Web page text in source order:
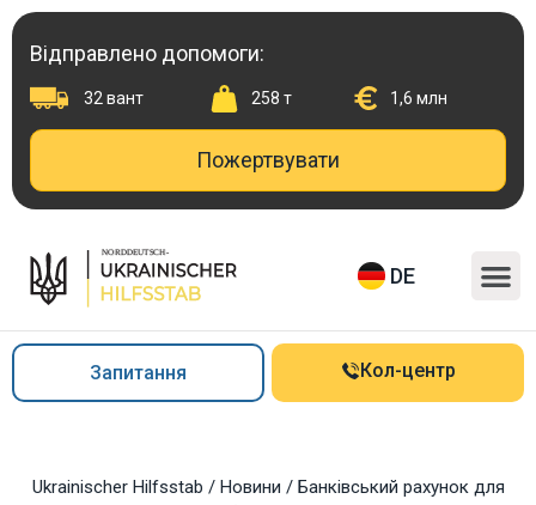
Перейти
до
вмістуВідправлено допомоги:
32 вант 258 т 1,6 млн
Пожертвувати
DE
Запитання Кол-центр
Ukrainischer Hilfsstab / Новини / Банківський рахунок для